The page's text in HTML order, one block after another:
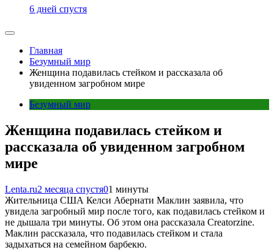
6 дней спустя
Главная
Безумный мир
Женщина подавилась стейком и рассказала об
увиденном загробном мире
Безумный мир
Женщина подавилась стейком и
рассказала об увиденном загробном
мире
Lenta.ru2 месяца спустя01 минуты
Жительница США Келси Абернати Маклин заявила, что
увидела загробный мир после того, как подавилась стейком и
не дышала три минуты. Об этом она рассказала Creatorzine.
Маклин рассказала, что подавилась стейком и стала
задыхаться на семейном барбекю.